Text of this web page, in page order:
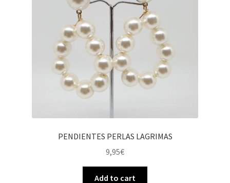
PENDIENTES PERLAS LAGRIMAS
9,95€
Add to cart